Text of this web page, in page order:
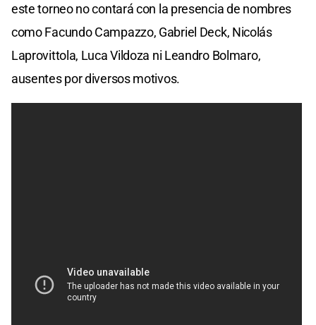
este torneo no contará con la presencia de nombres
como Facundo Campazzo, Gabriel Deck, Nicolás
Laprovittola, Luca Vildoza ni Leandro Bolmaro,
ausentes por diversos motivos.